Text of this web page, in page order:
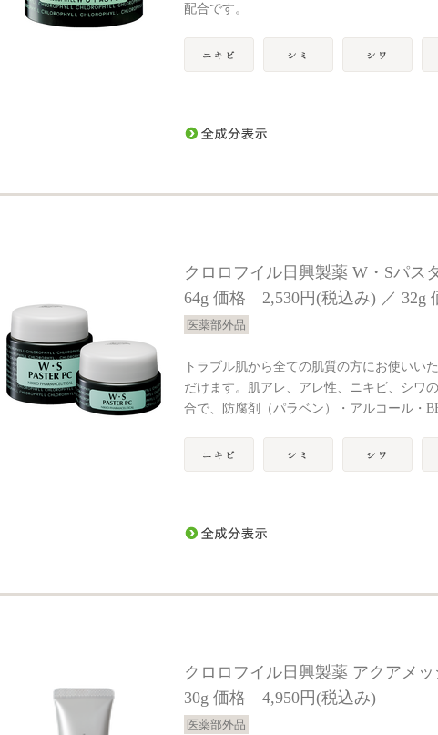
配合です。
クロロフイル日興製薬 W・Sパス
64g 価格 2,530円(税込み) ／ 32g
医薬部外品
トラブル肌から全ての肌質の方にお使いい
だけます。肌アレ、アレ性、ニキビ、シワ
合で、防腐剤（パラベン）・アルコール・
クロロフイル日興製薬 アクアメ
30g 価格 4,950円(税込み)
医薬部外品